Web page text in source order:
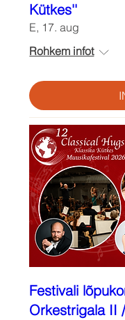
Kütkes''
E, 17. aug
Rohkem infot
Festivali
Orkestrigala II